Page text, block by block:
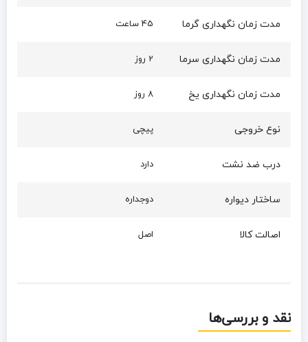
مدت زمان نگهداری گرما 45 ساعت
مدت زمان نگهداری سرما 2 روز
مدت زمان نگهداری یخ 8 روز
نوع خروجی پیچی
درب ضد نشت دارد
ساختار دیواره دوجداره
اصالت کالا اصل
نقد و بررسی‌ها